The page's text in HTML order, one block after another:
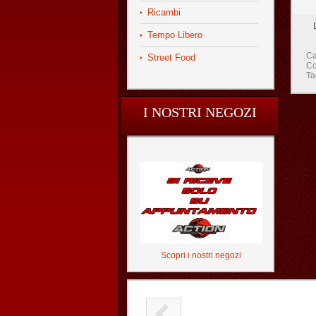
Ricambi
Tempo Libero
Street Food
I NOSTRI NEGOZI
Scopri i nostri negozi